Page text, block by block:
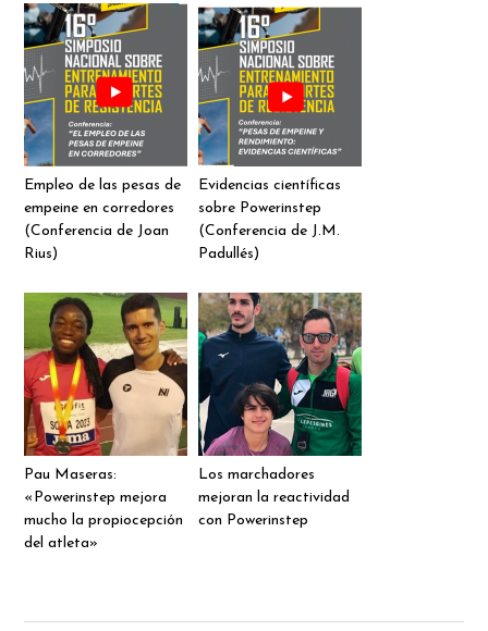
Empleo de las pesas de
empeine en corredores
(Conferencia de Joan
Rius)
Evidencias científicas
sobre Powerinstep
(Conferencia de J.M.
Padullés)
Pau Maseras:
«Powerinstep mejora
mucho la propiocepción
del atleta»
Los marchadores
mejoran la reactividad
con Powerinstep